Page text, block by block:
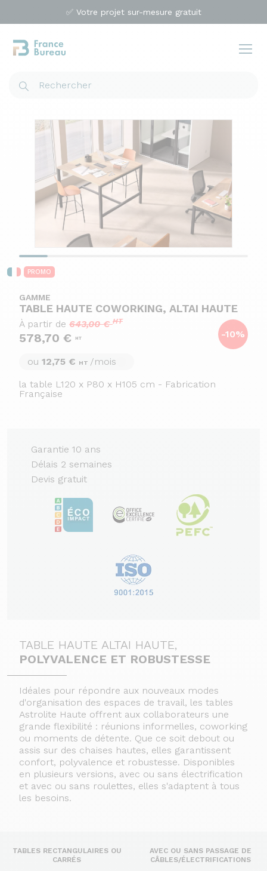
✅ Votre projet sur-mesure gratuit
PROMO
GAMME
TABLE HAUTE COWORKING, ALTAI HAUTE
-10%
À partir de 643,00 €HT
578,70 € HT
ou 12,75 € HT /mois
la table L120 x P80 x H105 cm - Fabrication
Française
Garantie 10 ans
Délais 2 semaines
Devis gratuit
TABLE HAUTE ALTAI HAUTE,
POLYVALENCE ET ROBUSTESSE
Idéales pour répondre aux nouveaux modes
d'organisation des espaces de travail, les tables
Astrolite Haute offrent aux collaborateurs une
grande flexibilité : réunions informelles, coworking
ou moments de détente. Que ce soit debout ou
assis sur des chaises hautes, elles garantissent
confort, polyvalence et robustesse. Disponibles
en plusieurs versions, avec ou sans électrification
et avec ou sans roulettes, elles s'adaptent à tous
les besoins.
TABLES RECTANGULAIRES OU
CARRÉS
AVEC OU SANS PASSAGE DE
CÂBLES/ÉLECTRIFICATIONS